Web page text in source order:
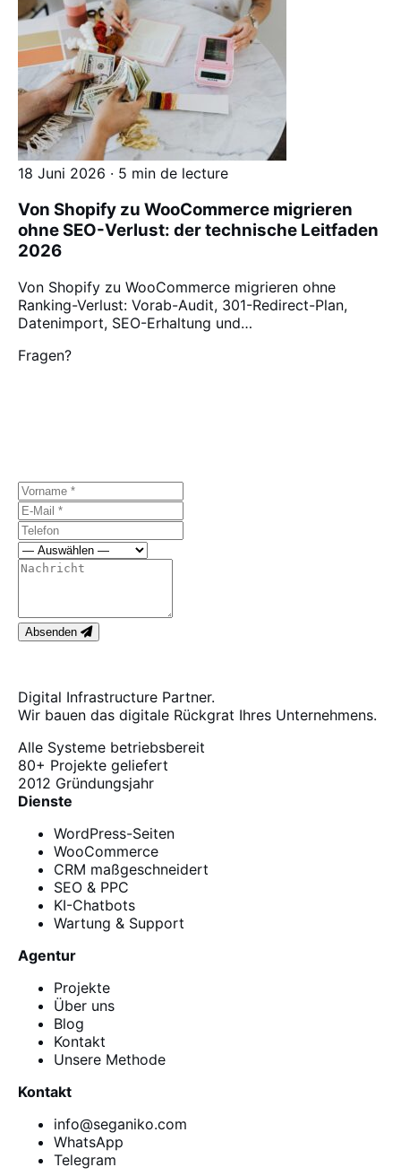
18 Juni 2026 · 5 min de lecture
Von Shopify zu WooCommerce migrieren
ohne SEO-Verlust: der technische Leitfaden
2026
Von Shopify zu WooCommerce migrieren ohne
Ranking-Verlust: Vorab-Audit, 301-Redirect-Plan,
Datenimport, SEO-Erhaltung und…
Fragen?
Absenden
Digital Infrastructure Partner.
Wir bauen das digitale Rückgrat Ihres Unternehmens.
Alle Systeme betriebsbereit
80+ Projekte geliefert
2012 Gründungsjahr
Dienste
WordPress-Seiten
WooCommerce
CRM maßgeschneidert
SEO & PPC
KI-Chatbots
Wartung & Support
Agentur
Projekte
Über uns
Blog
Kontakt
Unsere Methode
Kontakt
info@seganiko.com
WhatsApp
Telegram